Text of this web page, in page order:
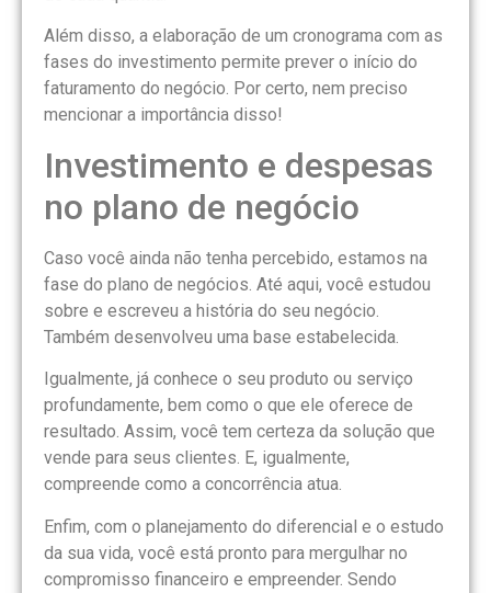
Além disso, a elaboração de um cronograma com as
fases do investimento permite prever o início do
faturamento do negócio. Por certo, nem preciso
mencionar a importância disso!
Investimento e despesas
no plano de negócio
Caso você ainda não tenha percebido, estamos na
fase do plano de negócios. Até aqui, você estudou
sobre e escreveu a história do seu negócio.
Também desenvolveu uma base estabelecida.
Igualmente, já conhece o seu produto ou serviço
profundamente, bem como o que ele oferece de
resultado. Assim, você tem certeza da solução que
vende para seus clientes. E, igualmente,
compreende como a concorrência atua.
Enfim, com o planejamento do diferencial e o estudo
da sua vida, você está pronto para mergulhar no
compromisso financeiro e empreender. Sendo